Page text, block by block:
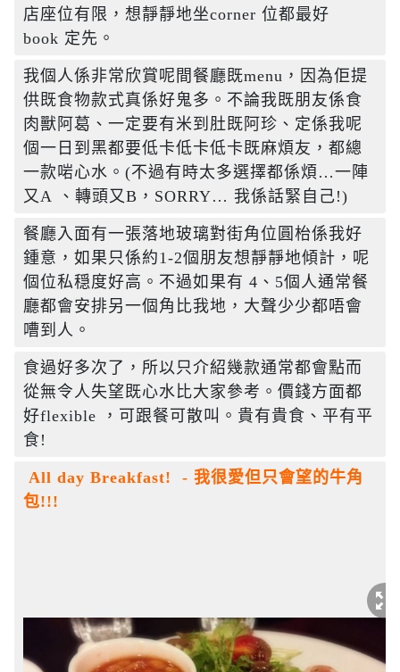
店座位有限，想靜靜地坐corner 位都最好
book 定先。
我個人係非常欣賞呢間餐廳既menu，因為佢提
供既食物款式真係好鬼多。不論我既朋友係食
肉獸阿葛、一定要有米到肚既阿珍、定係我呢
個一日到黑都要低卡低卡低卡既麻煩友，都總
一款啱心水。(不過有時太多選擇都係煩…一陣
餐廳入面有一張落地玻璃對街角位圓枱係我好
鍾意，如果只係約1-2個朋友想靜靜地傾計，呢
個位私穏度好高。不過如果有 4、5個人通常餐
廳都會安排另一個角比我地，大聲少少都唔會
嘈到人。
食過好多次了，所以只介紹幾款通常都會點而
從無令人失望既心水比大家參考。價錢方面都
好flexible ，可跟餐可散叫。貴有貴食、平有平
食!
All day Breakfast!  - 我很愛但只會望的牛角
包!!!